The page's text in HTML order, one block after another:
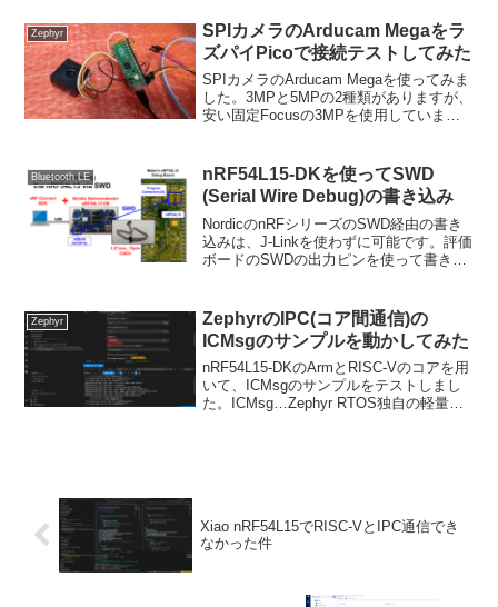
った忘備録メモです。...
Zephyr
SPIカメラのArducam Megaをラ
ズパイPicoで接続テストしてみた
SPIカメラのArducam Megaを使ってみま
した。3MPと5MPの2種類がありますが、
安い固定Focusの3MPを使用していま
パイPicoと一緒...
Bluetooth LE
nRF54L15-DKを使ってSWD
(Serial Wire Debug)の書き込み
NordicのnRFシリーズのSWD経由の書き
込みは、J-Linkを使わずに可能です。評価
ボードのSWDの出力ピンを使って書き込
す。nRF54L15-DKを使って...
Zephyr
ZephyrのIPC(コア間通信)の
ICMsgのサンプルを動かしてみた
nRF54L15-DKのArmとRISC-Vのコアを用
いて、ICMsgのサンプルをテストしまし
た。ICMsg…Zephyr RTOS独自の軽量通
Xiao nRF54L15でRISC-VとIPC通信でき
なかった件